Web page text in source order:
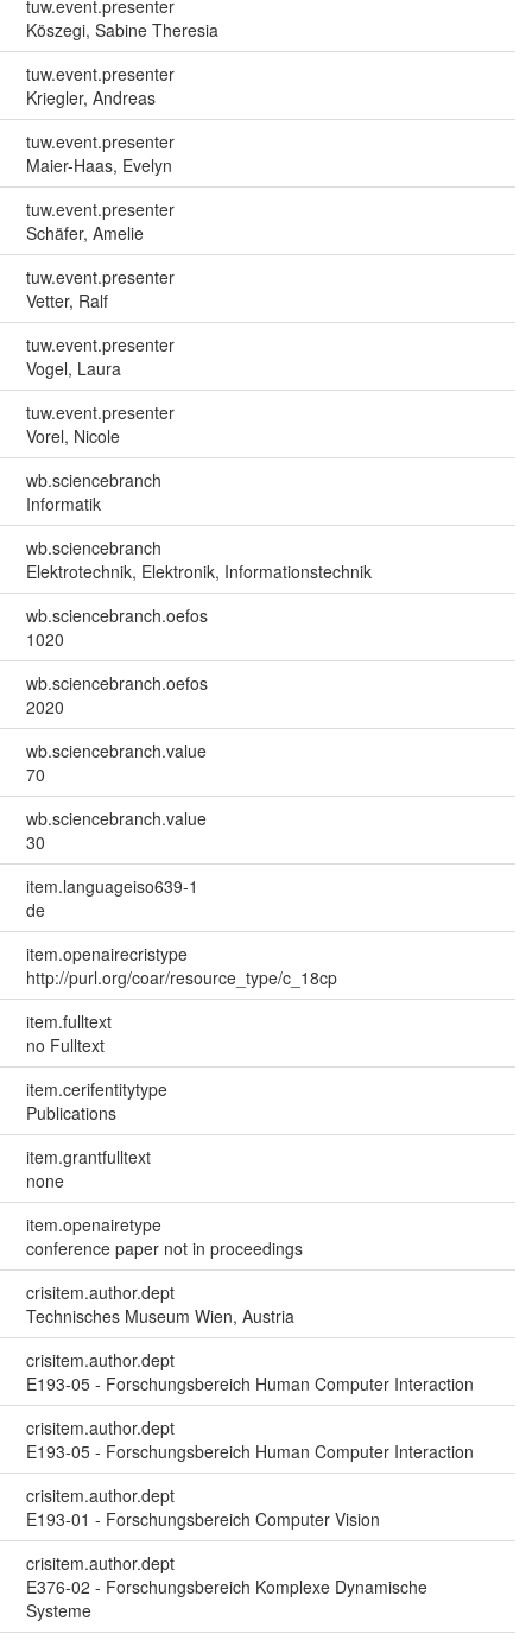
tuw.event.presenter
Köszegi, Sabine Theresia
tuw.event.presenter
Kriegler, Andreas
tuw.event.presenter
Maier-Haas, Evelyn
tuw.event.presenter
Schäfer, Amelie
tuw.event.presenter
Vetter, Ralf
tuw.event.presenter
Vogel, Laura
tuw.event.presenter
Vorel, Nicole
wb.sciencebranch
Informatik
wb.sciencebranch
Elektrotechnik, Elektronik, Informationstechnik
wb.sciencebranch.oefos
1020
wb.sciencebranch.oefos
2020
wb.sciencebranch.value
70
wb.sciencebranch.value
30
item.languageiso639-1
de
item.openairecristype
http://purl.org/coar/resource_type/c_18cp
item.fulltext
no Fulltext
item.cerifentitytype
Publications
item.grantfulltext
none
item.openairetype
conference paper not in proceedings
crisitem.author.dept
Technisches Museum Wien, Austria
crisitem.author.dept
E193-05 - Forschungsbereich Human Computer Interaction
crisitem.author.dept
E193-05 - Forschungsbereich Human Computer Interaction
crisitem.author.dept
E193-01 - Forschungsbereich Computer Vision
crisitem.author.dept
E376-02 - Forschungsbereich Komplexe Dynamische
Systeme